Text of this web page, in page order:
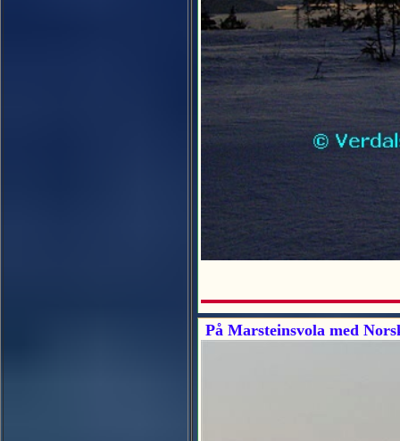
På Marsteinsvola med